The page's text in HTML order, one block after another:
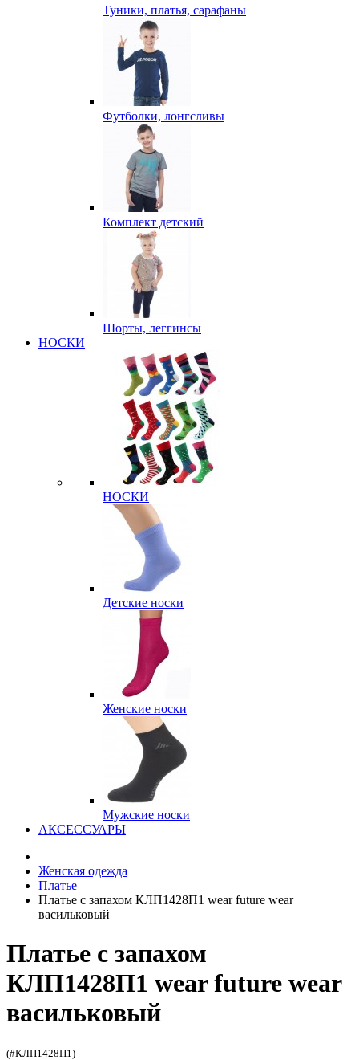
Туники, платья, сарафаны
Футболки, лонгсливы
Комплект детский
Шорты, леггинсы
НОСКИ
НОСКИ
Детские носки
Женские носки
Мужские носки
АКСЕССУАРЫ
Женская одежда
Платье
Платье с запахом КЛП1428П1 wear future wear
васильковый
Платье с запахом
КЛП1428П1 wear future wear
васильковый
(#КЛП1428П1)